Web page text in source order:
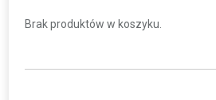
Brak produktów w koszyku.